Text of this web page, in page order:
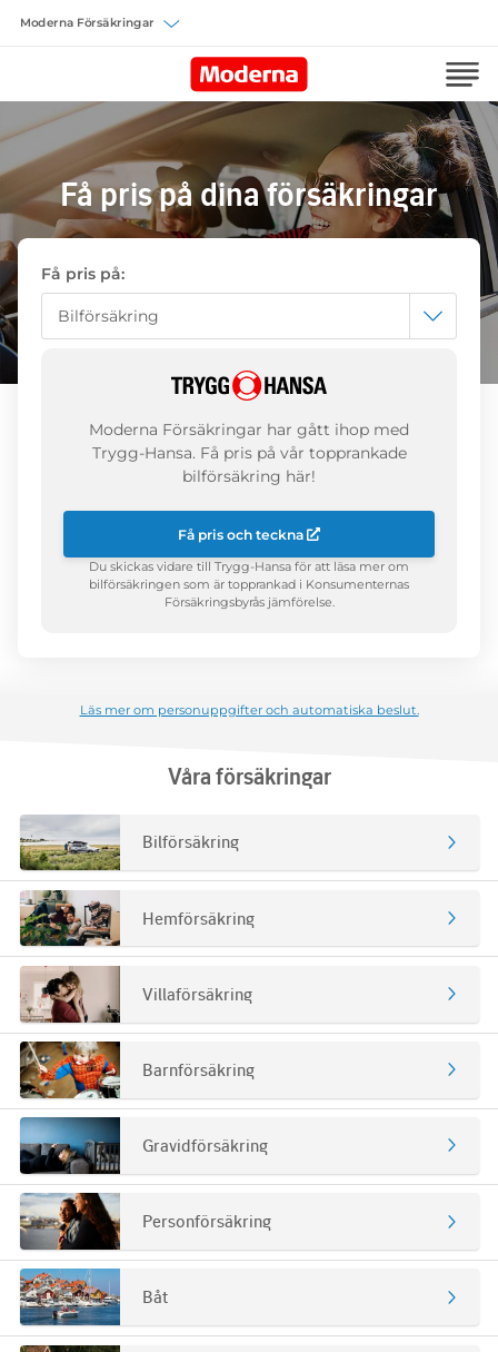
Få pris på dina försäkringar
Få pris på:
Bilförsäkring
Bostadsrättsförsäkring
Hyresrättsförsäkring
Villaförsäkring
Fritidshusförsäkring
Barn, Vuxen och Gravid
Barnförsäkring
Personförsäkring
Gravidförsäkring
Kattförsäkring
Hundförsäkring
Båt
Båtförsäkring
Vattenskoterförsäkring
Yamaha Båtförsäkring
Mercury Båtförsäkring
Honda Båtförsäkring
Evinrude Båtförsäkring
Mc och andra fordon
Motorcykelförsäkring
Husvagnsförsäkring
Moderna Försäkringar har gått ihop med
Trygg-Hansa. Få pris på vår topprankade
bilförsäkring här!
Få pris och teckna
Du skickas vidare till Trygg-Hansa för att läsa mer om
bilförsäkringen som är topprankad i Konsumenternas
Försäkringsbyrås jämförelse.
Läs mer om personuppgifter och automatiska beslut.
Våra försäkringar
Bilförsäkring
Hemförsäkring
Villaförsäkring
Barnförsäkring
Gravidförsäkring
Personförsäkring
Båt